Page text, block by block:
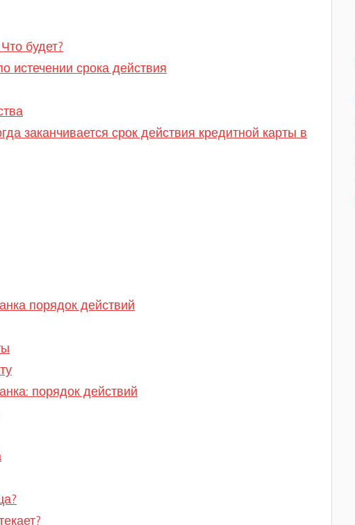
будет?
истечении срока действия
заканчивается срок действия кредитной карты в
порядок действий
порядок действий